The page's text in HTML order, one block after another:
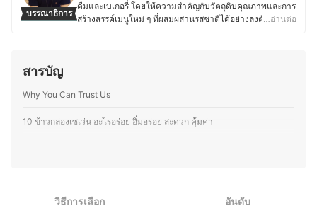
บรรณาธิการ
ดื่มและเบเกอรี่ โดยให้ความสำคัญกับวัตถุดิบคุณภาพและการ
สร้างสรรค์เมนูใหม่ ๆ ที่ผสมผสานรสชาติได้อย่างลงตัว ด้วย
ที่น่าประทับใจให้ลูกค้า ตั้งแต่การพัฒนาเมนูตามฤดูกาล กา
ลงตัว โดยนอกจากบริหารร้าน คุณพีทยังติดตามเทรนด์อาหาร
…อ่านต่อ
สารบัญ
Why You Can Trust Us
10 ข้าวกล่องเซเว่น อะไรอร่อย อิ่มอร่อย สะดวก คุ้มค่า
วิธีการเลือก อันดับ